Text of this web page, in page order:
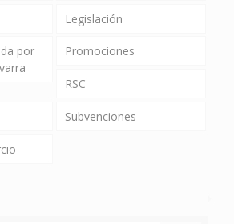
Legislación
por
Promociones
RSC
Subvenciones